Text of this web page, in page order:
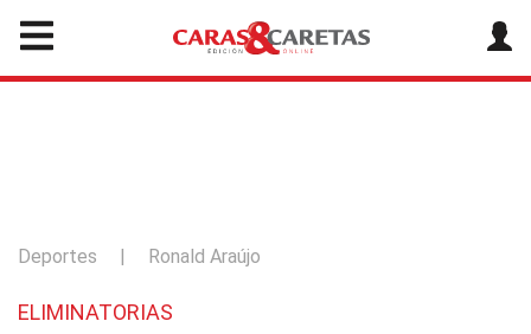
Deportes | Ronald Araújo
ELIMINATORIAS